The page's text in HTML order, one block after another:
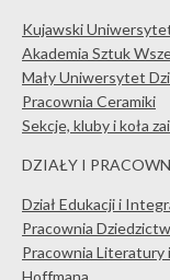
Kujawski
Akademia Sztuk
Mały Uniwersytet
Pracownia Ceramiki
Sekcje, kluby i koła
DZIAŁY I
Dział Edukacji i
Pracownia
Pracownia Literatury
Hoffmana